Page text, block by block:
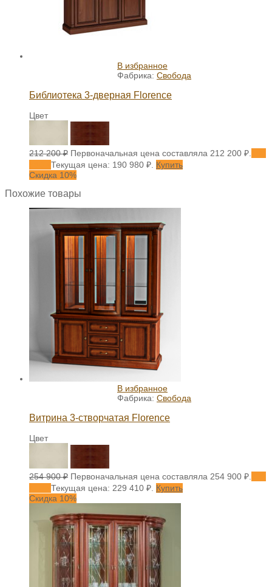
В избранное
Фабрика: Свобода
Библиотека 3-дверная Florence
Цвет
212 200₽ Первоначальная цена составляла 212 200 ₽.
Текущая цена: 190 980 ₽. Купить
Скидка 10%
Похожие товары
В избранное
Фабрика: Свобода
Витрина 3-створчатая Florence
Цвет
254 900₽ Первоначальная цена составляла 254 900 ₽.
Текущая цена: 229 410 ₽. Купить
Скидка 10%